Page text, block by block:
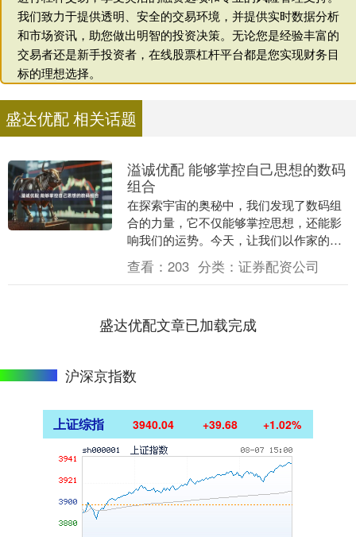
我们致力于提供透明、安全的交易环境，并提供实时数据分析
和市场资讯，助您做出明智的投资决策。无论您是经验丰富的
交易者还是新手投资者，在线股票杠杆平台都是您实现财务目
标的理想选择。
盛达优配 相关话题
溢诚优配 能够掌控自己思想的数码
组合
在探索宇宙的奥秘中，我们发现了数码组
合的力量，它不仅能够掌控思想，还能影
响我们的运势。今天，让我们以作家的身
份，用知识型的语气，分享关于星座运势
的深刻见解。 首....
查看： 203 分类： 证券配资公司
盛达优配文章已加载完成
沪深京指数
上证综指 3940.04 +39.68 +1.02%